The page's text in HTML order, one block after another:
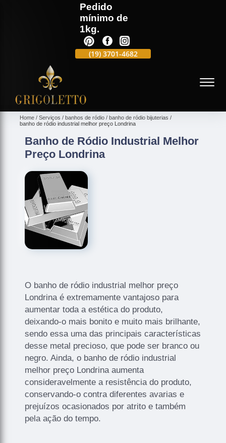
Pedido
mínimo de
1kg.
(19) 3701-4682 (19)
Home Serviços banhos de ródio
banho de ródio bijuterias
banho de ródio industrial melhor preço Londrina
Banho de Ródio Industrial Melhor
Preço Londrina
O banho de ródio industrial melhor preço
Londrina é extremamente vantajoso para
aumentar toda a estética do produto,
deixando-o mais bonito e muito mais brilhante,
sendo essa uma das principais características
desse metal precioso, que pode ser branco ou
negro. Ainda, o banho de ródio industrial
melhor preço Londrina aumenta
consideravelmente a resistência do produto,
conservando-o contra diferentes avarias e
prejuízos ocasionados por atrito e também
pela ação do tempo.